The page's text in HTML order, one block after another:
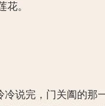
。
完，门关阖的那